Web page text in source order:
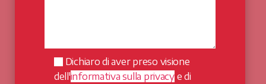
Dichiaro di aver preso visione
dell'informativa sulla privacye di